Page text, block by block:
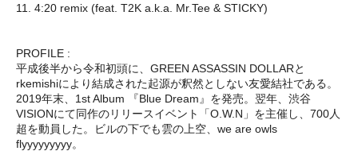
11. 4:20 remix (feat. T2K a.k.a. Mr.Tee & STICKY)
PROFILE :
平成後半から令和初頭に、GREEN ASSASSIN DOLLARと
rkemishiにより結成された起源が釈然としない友愛結社である。
2019年末、1st Album 『Blue Dream』を発売。翌年、渋谷
VISIONにて同作のリリースイベント「O.W.N」を主催し、700人
超を動員した。ビルの下でも雲の上空、we are owls
flyyyyyyyyy。